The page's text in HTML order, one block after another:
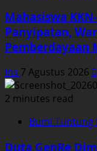
Mahasiswa
Panyipatan,
Pemberdayaan
Ins 7 Agustus 2026 0
2 minutes read
Bumi Tuntung
Duta GenRe